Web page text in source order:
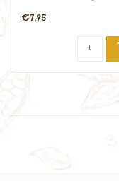
€7,95